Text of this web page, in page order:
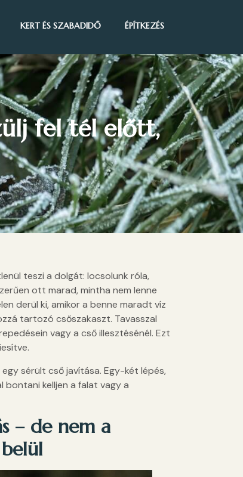
KERT ÉS SZABADIDŐ ÉPÍTKEZÉS
fel tél előtt,
teszi a dolgát: locsolunk róla,
ott marad, mintha nem lenne
derül ki, amikor a benne maradt víz
tartozó csőszakaszt. Tavasszal
vagy a cső illesztésénél. Ezt
sérült cső javítása. Egy-két lépés,
bontani kelljen a falat vagy a
– de nem a